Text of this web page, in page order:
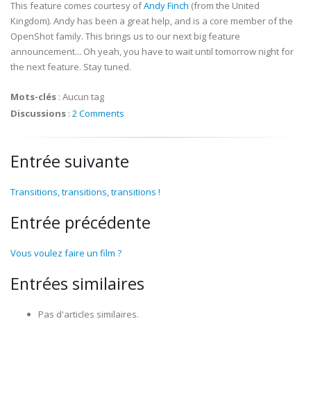
This feature comes courtesy ofAndy Finch (from the United
Kingdom). Andy has been a great help, and is a core member of the
OpenShot family. This brings us to our next big feature
announcement... Oh yeah, you have to wait until tomorrow night for
the next feature. Stay tuned.
Mots-clés : Aucun tag
Discussions : 2 Comments
Entrée suivante
Transitions, transitions, transitions !
Entrée précédente
Vous voulez faire un film ?
Entrées similaires
Pas d'articles similaires.